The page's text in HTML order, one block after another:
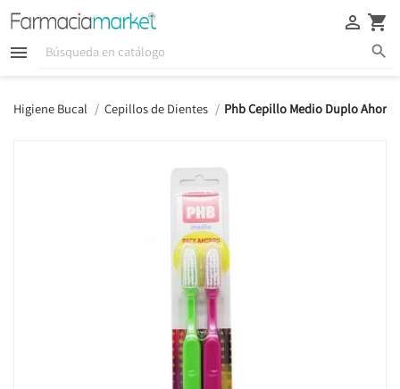
  
 
Higiene Bucal Cepillos de Dientes Phb Cepillo Medio Duplo Ahorro